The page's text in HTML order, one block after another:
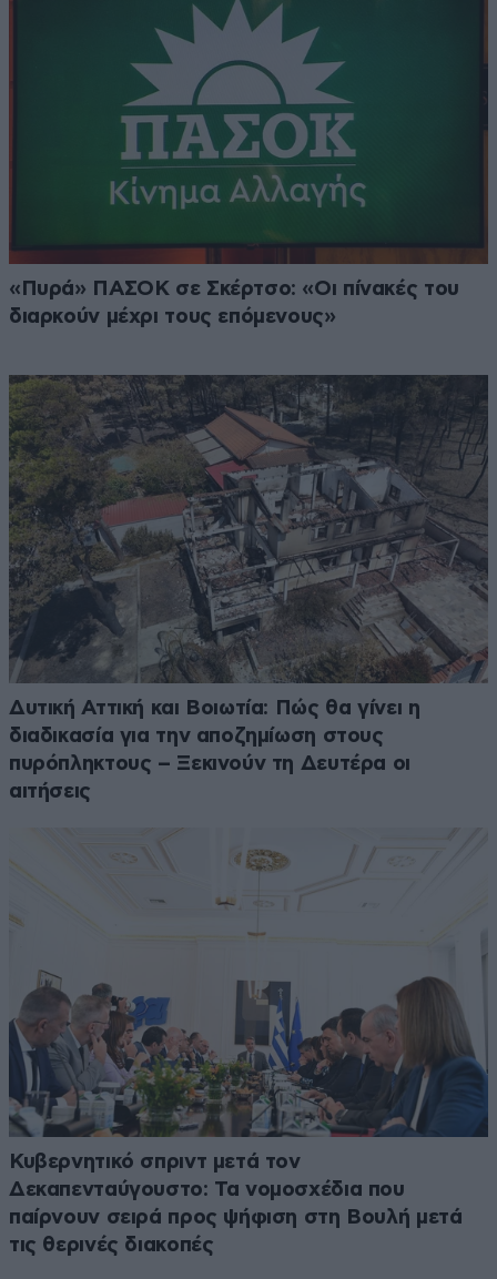
«Πυρά» ΠΑΣΟΚ σε Σκέρτσο: «Οι πίνακές του
διαρκούν μέχρι τους επόμενους»
Δυτική Αττική και Βοιωτία: Πώς θα γίνει η
διαδικασία για την αποζημίωση στους
πυρόπληκτους – Ξεκινούν τη Δευτέρα οι
αιτήσεις
Κυβερνητικό σπριντ μετά τον
Δεκαπενταύγουστο: Τα νομοσχέδια που
παίρνουν σειρά προς ψήφιση στη Βουλή μετά
τις θερινές διακοπές